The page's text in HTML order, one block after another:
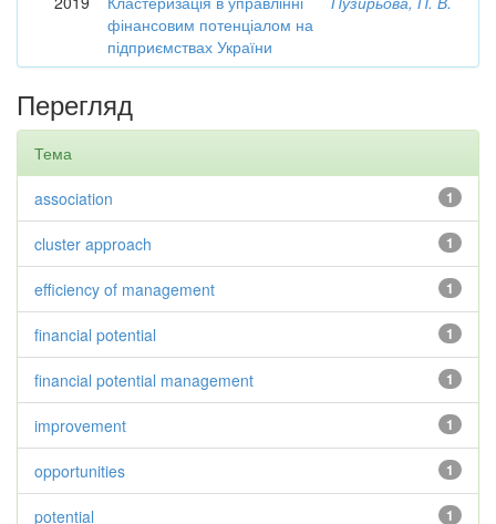
фінансовим потенціалом на
підприємствах України
Перегляд
Тема
1
association
1
cluster approach
1
efficiency of management
1
financial potential
1
financial potential management
1
improvement
1
opportunities
1
potential